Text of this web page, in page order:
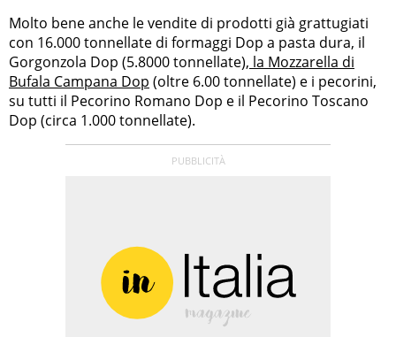
Molto bene anche le vendite di prodotti già grattugiati
con 16.000 tonnellate di formaggi Dop a pasta dura, il
Gorgonzola Dop (5.8000 tonnellate), la Mozzarella di
Bufala Campana Dop (oltre 6.00 tonnellate) e i pecorini,
su tutti il Pecorino Romano Dop e il Pecorino Toscano
Dop (circa 1.000 tonnellate).